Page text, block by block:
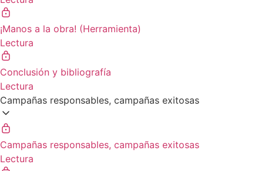
¡Manos a la obra! (Herramienta)
Lectura
Conclusión y bibliografía
Lectura
Campañas responsables, campañas exitosas
Campañas responsables, campañas exitosas
Lectura